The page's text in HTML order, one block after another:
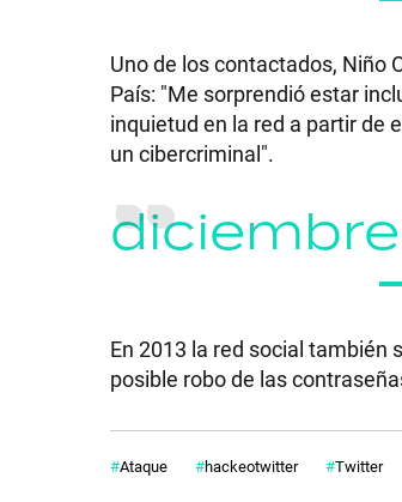
Uno de los contactados, Niño
País: "Me sorprendió estar
inquietud en la red a partir de
un cibercriminal".
En 2013 la red social también
posible robo de las
Ataque hackeotwitter Twitter
GRAN
HERMANO